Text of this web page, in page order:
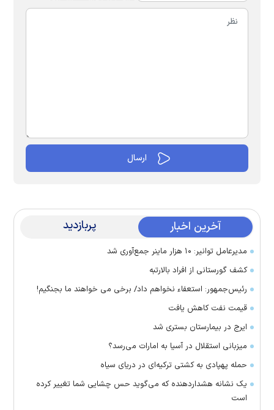
آخرین اخبار پربازدید
مدیرعامل توانیر: ۱۰ هزار ماینر جمع‌آوری شد
کشف گورستانی از افراد بالارتبه
رئیس‌جمهور: استعفاء نخواهم داد/ برخی می خواهند ما بجنگیم!
قیمت نفت کاهش یافت
ایرج در بیمارستان بستری شد
میزبانی استقلال در آسیا به امارات می‌رسد؟
حمله پهپادی به کشتی ترکیه‌ای در دریای سیاه
یک نشانه هشداردهنده که می‌گوید حس چشایی شما تغییر کرده
است